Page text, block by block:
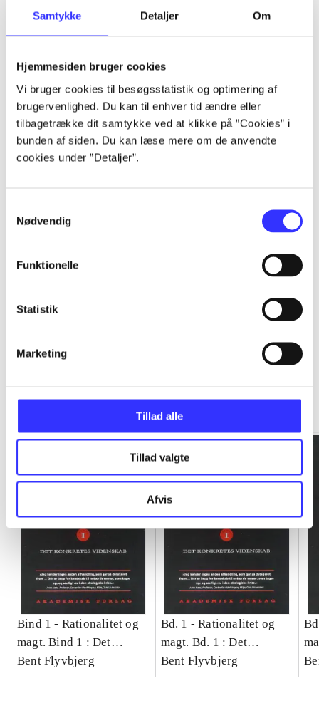
Samtykke Detaljer Om
Hjemmesiden bruger cookies
Vi bruger cookies til besøgsstatistik og optimering af
brugervenlighed. Du kan til enhver tid ændre eller
tilbagetrække dit samtykke ved at klikke på ”Cookies” i
bunden af siden. Du kan læse mere om de anvendte
cookies under ”Detaljer”.
Nødvendig
Funktionelle
Statistik
Marketing
Tillad alle
Tillad valgte
Afvis
Artikler
...
...
...
...
Gå til serien
Bind 1 - Rationalitet og
magt. Bind 1 : Det
konkretes videnskab
Bent Flyvbjerg
Bd. 1 -Rationalitet og
magt. Bd. 1 : Det
konkretes videnskab
Bent Flyvbjerg